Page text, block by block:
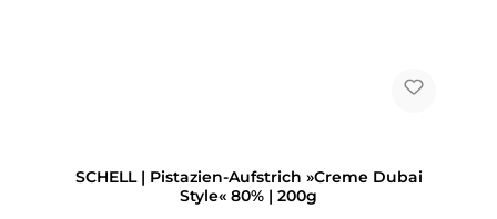
SCHELL | Pistazien-Aufstrich »Creme Dubai
Style« 80% | 200g